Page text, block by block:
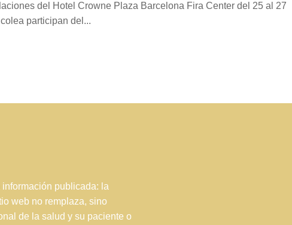
del Hotel Crowne Plaza Barcelona Fira Center del 25 al 27
participan del...
publicada: la
web no remplaza, sino
de la salud y su paciente o